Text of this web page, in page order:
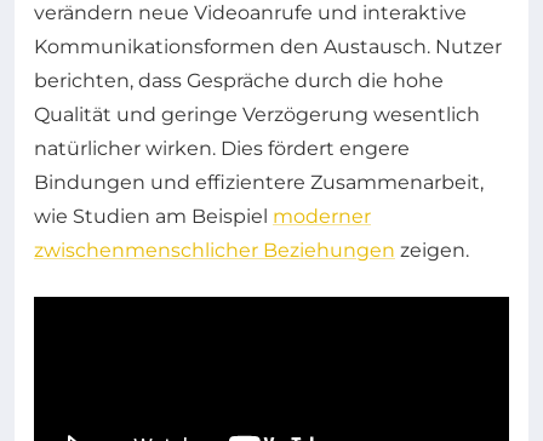
verändern neue Videoanrufe und interaktive
Kommunikationsformen den Austausch. Nutzer
berichten, dass Gespräche durch die hohe
Qualität und geringe Verzögerung wesentlich
natürlicher wirken. Dies fördert engere
Bindungen und effizientere Zusammenarbeit,
wie Studien am Beispiel moderner
zwischenmenschlicher Beziehungen zeigen.